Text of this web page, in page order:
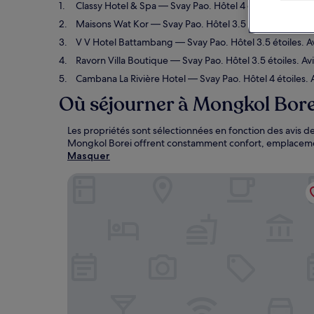
Classy Hotel & Spa— Svay Pao. Hôtel 4 étoiles. Avis
Maisons Wat Kor— Svay Pao. Hôtel 3.5 étoiles. Avis
V V Hotel Battambang — Svay Pao. Hôtel 3.5 étoiles.
Ravorn Villa Boutique— Svay Pao. Hôtel 3.5 étoiles.
Cambana La Rivière Hotel— Svay Pao. Hôtel 4 étoiles.
Où séjourner à Mongkol
Les propriétés sont sélectionnées en fonction des avis
Mongkol Borei offrent constamment confort,
Masquer